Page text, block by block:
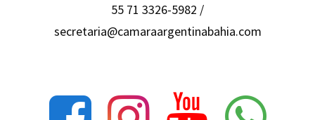
55 71 3326-5982 /
secretaria@camaraargentinabahia.com